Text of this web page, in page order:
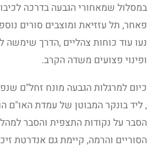
במסלול שמאחורי הגבעה בדרכה
פאחר, תל עזזיאת ומוצבים סורים
נעו עוד כוחות צהליים ,הדרך
ופינוי פצועים משדה הקרב.
כיום למרגלות הגבעה מונח זחל"ם
, ליד בונקר המבוטן של עמדת האו"ם
הסבר על נקודות התצפית והסבר
הסוריים והרמה, קיימת גם אנדרטת